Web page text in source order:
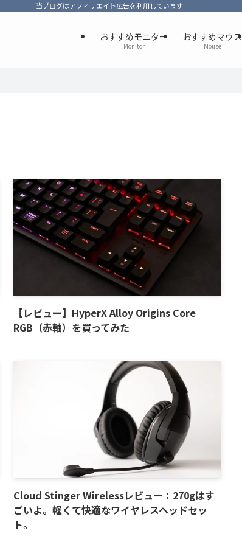
当ブログはアフィリエイト広告を利用しています
おすすめモニター
Monitor
おすすめマウス
Mouse
【レビュー】HyperX Alloy Origins Core
RGB（赤軸）を買ってみた
Cloud Stinger Wirelessレビュー：270gはす
ごいよ。軽くて快適なワイヤレスヘッドセッ
ト。